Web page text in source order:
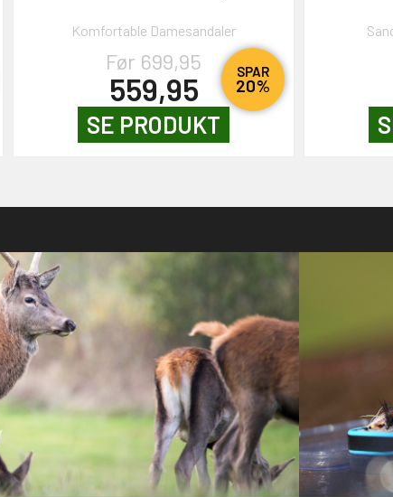
SPAR
20%
Komfortable Damesandaler
Før 699,95
559,95
SE PRODUKT